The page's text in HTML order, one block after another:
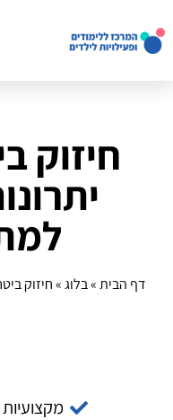
חיזוק
דף הבית»בלוג»חיזוק
מקצועיות